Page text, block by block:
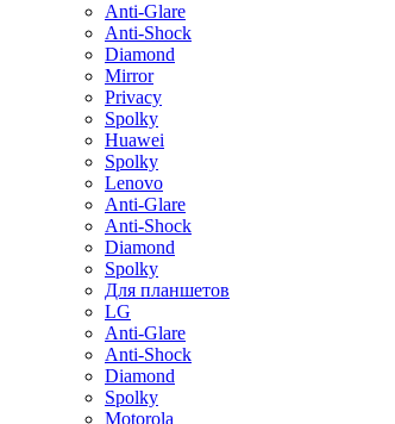
Anti-Glare
Anti-Shock
Diamond
Mirror
Privacy
Spolky
Huawei
Spolky
Lenovo
Anti-Glare
Anti-Shock
Diamond
Spolky
Для планшетов
LG
Anti-Glare
Anti-Shock
Diamond
Spolky
Motorola